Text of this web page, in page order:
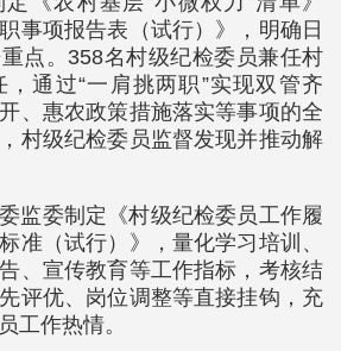
事项报告表（试行）》，明确日
点。358名村级纪检委员兼任村
通过“一肩挑两职”实现双管齐
、惠农政策措施落实等事项的全
村级纪检委员监督发现并推动解
监委制定《村级纪检委员工作履
准（试行）》，量化学习培训、
、宣传教育等工作指标，考核结
评优、岗位调整等直接挂钩，充
工作热情。